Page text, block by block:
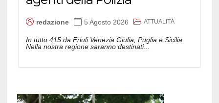
redazione 5 Agosto 2026 ATTUALITÀ
In tutto 415 da Friuli Venezia Giulia, Puglia e Sicilia.
Nella nostra regione saranno destinati...